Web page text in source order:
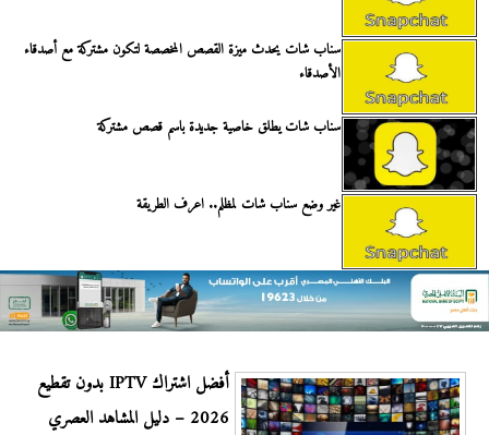
سناب شات يحدث ميزة القصص المخصصة لتكون مشتركة مع أصدقاء
الأصدقاء
سناب شات يطلق خاصية جديدة باسم قصص مشتركة
غير وضع سناب شات لمظلم.. اعرف الطريقة
أفضل اشتراك IPTV بدون تقطيع
2026 – دليل المشاهد العصري